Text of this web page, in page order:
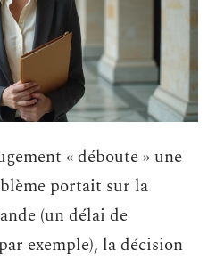
« déboute » une
portait sur la
(un délai de
exemple), la décision